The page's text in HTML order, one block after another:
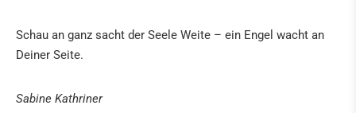
Schau an ganz sacht der Seele Weite – ein Engel wacht an
Deiner Seite.
Sabine Kathriner